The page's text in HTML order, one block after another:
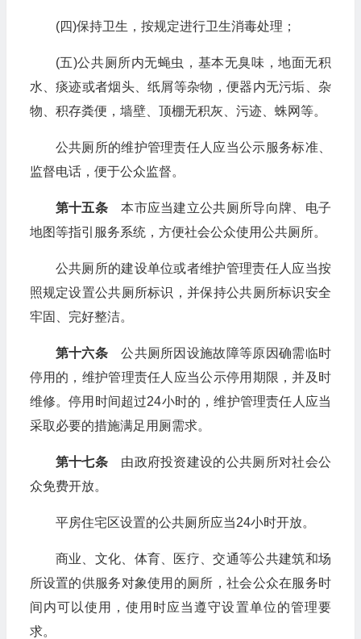
(四)保持卫生，按规定进行卫生消毒处理；
(五)公共厕所内无蝇虫，基本无臭味，地面无积
水、痰迹或者烟头、纸屑等杂物，便器内无污垢、杂
物、积存粪便，墙壁、顶棚无积灰、污迹、蛛网等。
公共厕所的维护管理责任人应当公示服务标准、
监督电话，便于公众监督。
第十五条本市应当建立公共厕所导向牌、电子
地图等指引服务系统，方便社会公众使用公共厕所。
公共厕所的建设单位或者维护管理责任人应当按
照规定设置公共厕所标识，并保持公共厕所标识安全
牢固、完好整洁。
第十六条公共厕所因设施故障等原因确需临时
停用的，维护管理责任人应当公示停用期限，并及时
维修。停用时间超过24小时的，维护管理责任人应当
采取必要的措施满足用厕需求。
第十七条由政府投资建设的公共厕所对社会公
众免费开放。
平房住宅区设置的公共厕所应当24小时开放。
商业、文化、体育、医疗、交通等公共建筑和场
所设置的供服务对象使用的厕所，社会公众在服务时
间内可以使用，使用时应当遵守设置单位的管理要
求。